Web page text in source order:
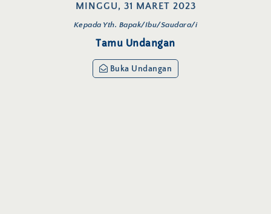
MINGGU, 31 MARET 2023
Kepada Yth. Bapak/Ibu/Saudara/i
Tamu Undangan
Buka Undangan